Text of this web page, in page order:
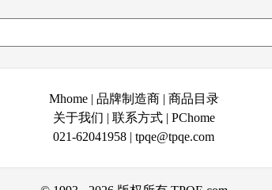
Mhome| 品牌制造商| 商品目录
关于我们 | 联系方式| PChome
021-62041958 | tpqe@tpqe.com